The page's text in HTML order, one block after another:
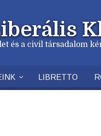
és a civil társadalom
LIBRETTO